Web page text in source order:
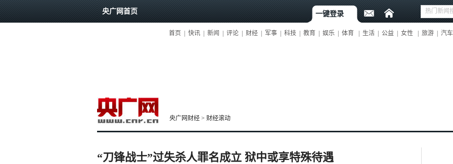
央广网首页 一键登录
首页 快讯 新闻 评论 财经 军事 科技 教育 娱乐 体育 生活 公益 女性 旅游 汽车
央广网财经 > 财经滚动
“刀锋战士”过失杀人罪名成立 狱中或享特殊待遇